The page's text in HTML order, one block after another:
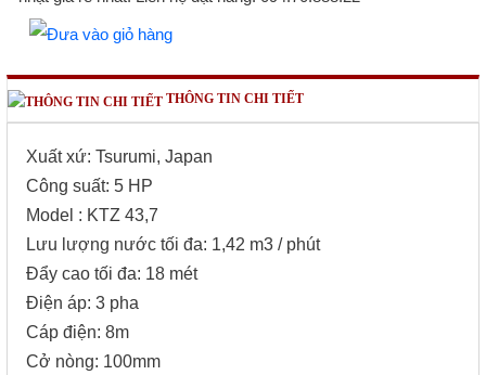
THÔNG TIN CHI TIẾT
Xuất xứ: Tsurumi, Japan
Công suất: 5 HP
Model : KTZ 43,7
Lưu lượng nước tối đa: 1,42 m3 / phút
Đẩy cao tối đa: 18 mét
Điện áp: 3 pha
Cáp điện: 8m
Cở nòng: 100mm